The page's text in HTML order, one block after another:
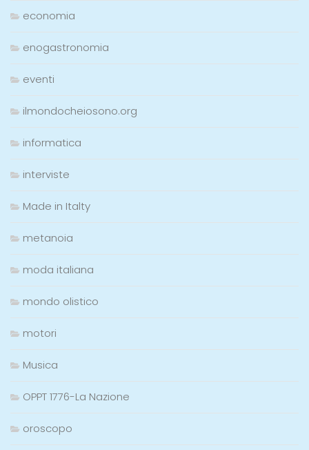
economia
enogastronomia
eventi
ilmondocheiosono.org
informatica
interviste
Made in Italty
metanoia
moda italiana
mondo olistico
motori
Musica
OPPT 1776-La Nazione
oroscopo